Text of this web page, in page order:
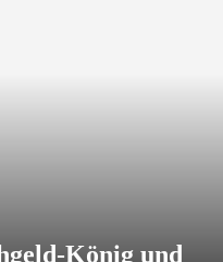
König und